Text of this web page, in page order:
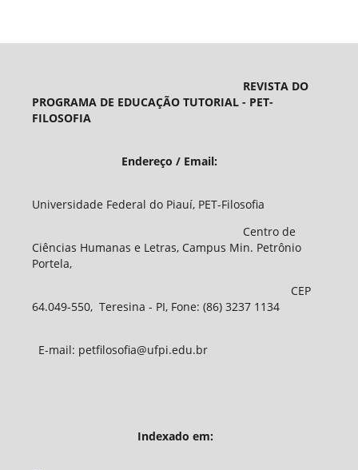
REVISTA DO
PROGRAMA DE EDUCAÇÃO TUTORIAL - PET-
FILOSOFIA
Endereço / Email:
Universidade Federal do Piauí, PET-Filosofia
Centro de
Ciências Humanas e Letras, Campus Min. Petrônio
Portela,
CEP
64.049-550, Teresina - PI, Fone: (86) 3237 1134
E-mail: petfilosofia@ufpi.edu.br
Indexado em: